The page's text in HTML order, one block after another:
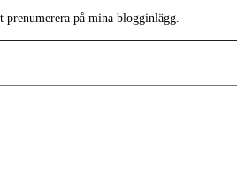
prenumerera på mina blogginlägg.